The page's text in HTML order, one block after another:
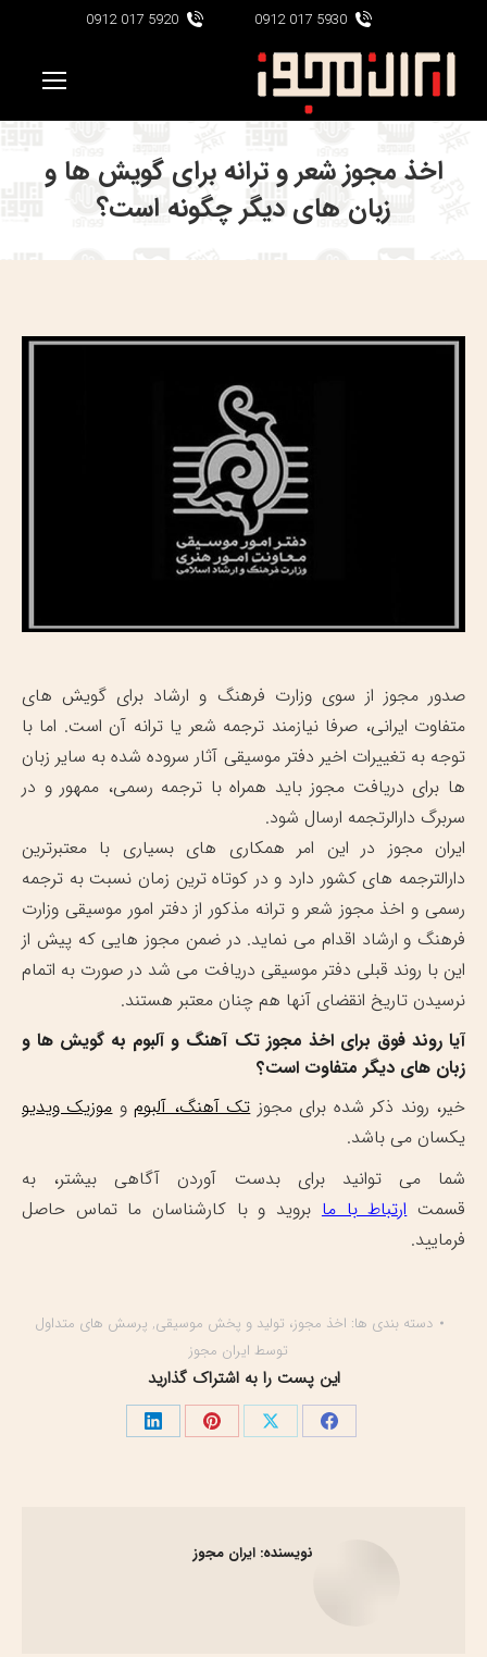
5930 017 0912
5920 017 0912
اخذ مجوز شعر و ترانه برای گویش ها و
زبان های دیگر چگونه است؟
صدور مجوز از سوی وزارت فرهنگ و ارشاد برای گویش های
متفاوت ایرانی، صرفا نیازمند ترجمه شعر یا ترانه آن است. اما با
توجه به تغییرات اخیر دفتر موسیقی آثار سروده شده به سایر زبان
ها برای دریافت مجوز باید همراه با ترجمه رسمی، ممهور و در
سربرگ دارالرتجمه ارسال شود.
ایران مجوز در این امر همکاری های بسیاری با معتبرترین
دارالترجمه های کشور دارد و در کوتاه ترین زمان نسبت به ترجمه
رسمی و اخذ مجوز شعر و ترانه مذکور از دفتر امور موسیقی وزارت
فرهنگ و ارشاد اقدام می نماید. در ضمن مجوز هایی که پیش از
این با روند قبلی دفتر موسیقی دریافت می شد در صورت به اتمام
نرسیدن تاریخ انقضای آنها هم چنان معتبر هستند.
آیا روند فوق برای اخذ مجوز تک آهنگ و آلبوم به گویش ها و
زبان های دیگر متفاوت است؟
خیر، روند ذکر شده برای مجوزتک آهنگ، آلبوموموزیک ویدیو
یکسان می باشد.
شما می توانید برای بدست آوردن آگاهی بیشتر، به
قسمتارتباط با ما بروید و با کارشناسان ما تماس حاصل
فرمایید.
دسته بندی ها: اخذ مجوز، تولید و پخش موسیقی, پرسش های متداول
توسط ایران مجوز
این پست را به اشتراک گذارید
اشتراک اشتراک اشتراک اشتراک
نویسنده: ایران مجوز